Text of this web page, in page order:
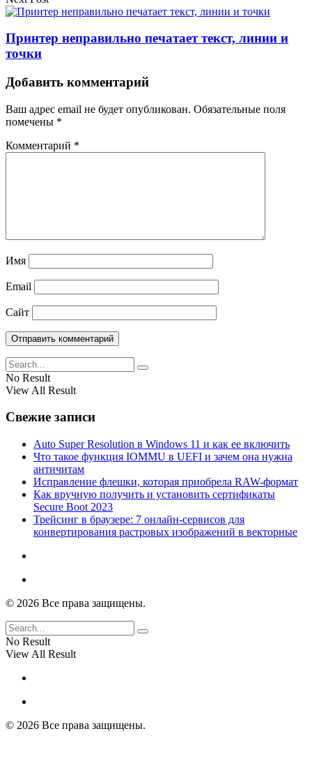
Принтер неправильно печатает текст, линии и
точки
Добавить комментарий
Ваш адрес email не будет опубликован. Обязательные поля
помечены *
Комментарий *
Имя
Email
Сайт
No Result
View All Result
Свежие записи
Auto Super Resolution в Windows 11 и как ее включить
Что такое функция IOMMU в UEFI и зачем она нужна
античитам
Исправление флешки, которая приобрела RAW-формат
Как вручную получить и установить сертификаты
Secure Boot 2023
Трейсинг в браузере: 7 онлайн-сервисов для
конвертирования растровых изображений в векторные
© 2026 Все права защищены.
No Result
View All Result
© 2026 Все права защищены.